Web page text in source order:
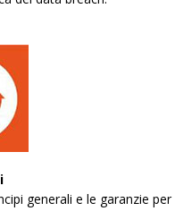
generali e le garanzie per